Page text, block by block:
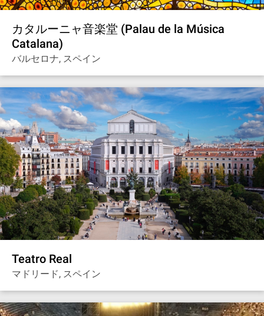
カタルーニャ音楽堂 (Palau de la Música
Catalana)
バルセロナ, スペイン
Teatro Real
マドリード, スペイン